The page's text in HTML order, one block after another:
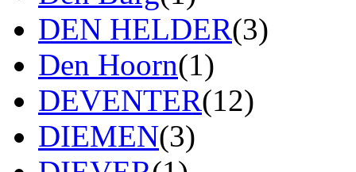
DEN HELDER(3)
Den Hoorn(1)
DEVENTER(12)
DIEMEN(3)